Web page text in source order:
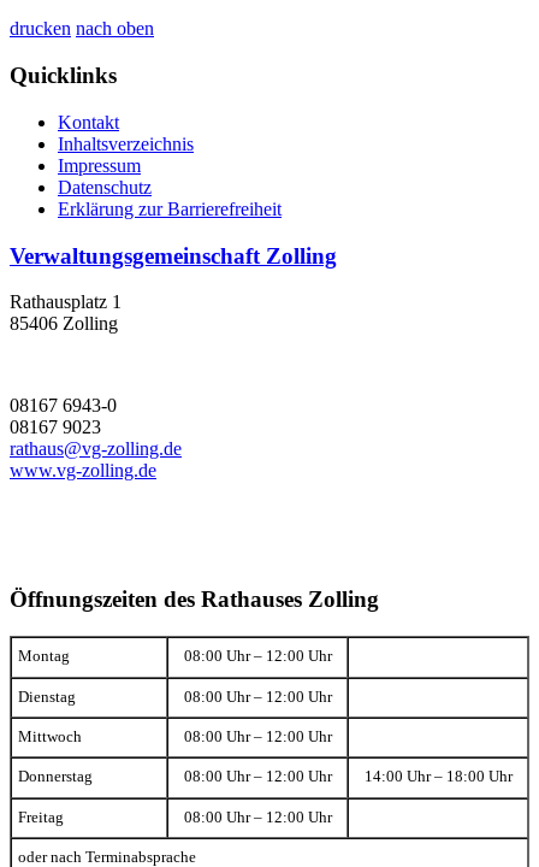
drucken nach oben
Quicklinks
Kontakt
Inhaltsverzeichnis
Impressum
Datenschutz
Erklärung zur Barrierefreiheit
Verwaltungsgemeinschaft Zolling
Rathausplatz 1
85406 Zolling
08167 6943-0
08167 9023
rathaus@vg-zolling.de
www.vg-zolling.de
Öffnungszeiten des Rathauses Zolling
Montag 08:00 Uhr – 12:00 Uhr
Dienstag 08:00 Uhr – 12:00 Uhr
Mittwoch 08:00 Uhr – 12:00 Uhr
Donnerstag 08:00 Uhr – 12:00 Uhr 14:00 Uhr – 18:00 Uhr
Freitag 08:00 Uhr – 12:00 Uhr
oder nach Terminabsprache